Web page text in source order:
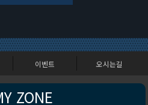
ZONE
이벤트 오시는길
All Rights Reserved.